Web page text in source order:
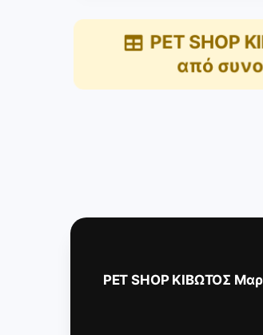
PET SHOP
από
PET SHOP ΚΙΒΩΤΟΣ